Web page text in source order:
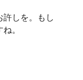
しを。もし
。